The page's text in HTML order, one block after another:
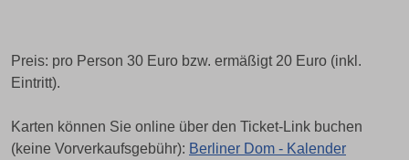
Preis: pro Person 30 Euro bzw. ermäßigt 20 Euro (inkl.
Eintritt).
Karten können Sie online über den Ticket-Link buchen
(keine Vorverkaufsgebühr): Berliner Dom - Kalender